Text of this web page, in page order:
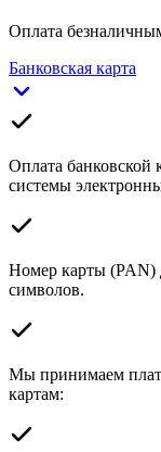
Оплата
Банковская карта
Оплата банковской
системы
Номер карты (PAN)
символов.
Мы принимаем
картам: